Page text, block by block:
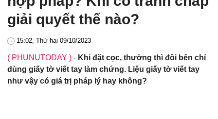
giải quyết thế nào?
15:02, Thứ hai 09/10/2023
( PHUNUTODAY ) - Khi đặt cọc, thường thì đôi bên chỉ
dùng giấy tờ viết tay làm chứng. Liệu giấy tờ viết tay
như vậy có giá trị pháp lý hay không?